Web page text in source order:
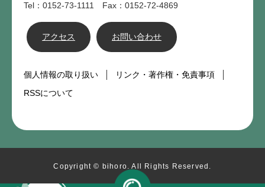
Tel：0152-73-1111 Fax：0152-72-4869
アクセス お問い合わせ
個人情報の取り扱い
リンク・著作権・免責事項
RSSについて
Copyright © bihoro. All Rights Reserved.